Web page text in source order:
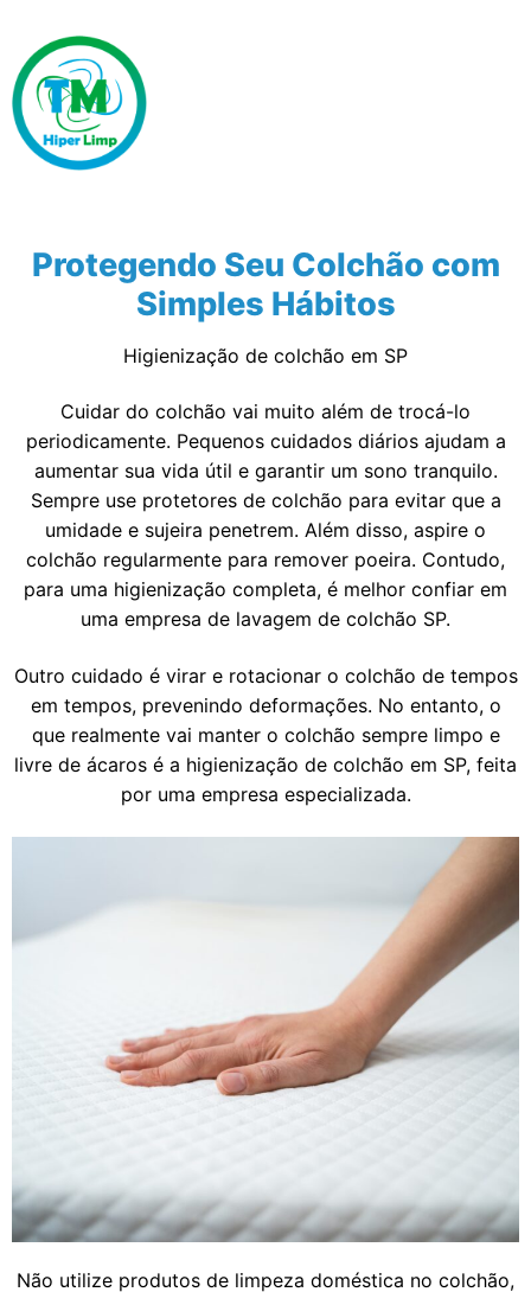
Protegendo Seu Colchão com
Simples Hábitos
Higienização de colchão em SP
Cuidar do colchão vai muito além de trocá-lo
periodicamente. Pequenos cuidados diários ajudam a
aumentar sua vida útil e garantir um sono tranquilo.
Sempre use protetores de colchão para evitar que a
umidade e sujeira penetrem. Além disso, aspire o
colchão regularmente para remover poeira. Contudo,
para uma higienização completa, é melhor confiar em
uma empresa de lavagem de colchão SP.
Outro cuidado é virar e rotacionar o colchão de tempos
em tempos, prevenindo deformações. No entanto, o
que realmente vai manter o colchão sempre limpo e
livre de ácaros é a higienização de colchão em SP, feita
por uma empresa especializada.
Não utilize produtos de limpeza doméstica no colchão,